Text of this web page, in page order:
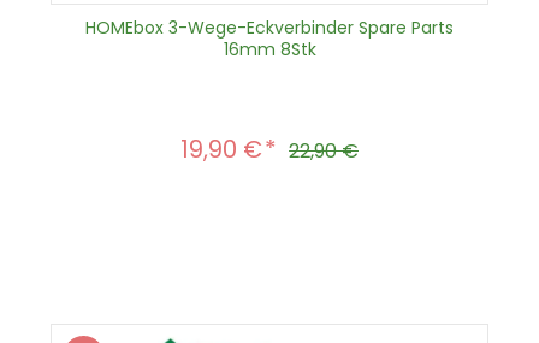
HOMEbox 3-Wege-Eckverbinder Spare Parts
16mm 8Stk
Verkaufspreis:
19,90 € Regulärer Preis:
22,90 €